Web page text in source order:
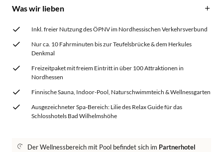
Was wir lieben
Inkl. freier Nutzung des ÖPNV im Nordhessischen Verkehrsverbund
Nur ca. 10 Fahrminuten bis zur Teufelsbrücke & dem Herkules
Denkmal
Freizeitpaket mit freiem Eintritt in über 100 Attraktionen in
Nordhessen
Finnische Sauna, Indoor-Pool, Naturschwimmteich & Wellnessgarten
Ausgezeichneter Spa-Bereich: Lilie des Relax Guide für das
Schlosshotels Bad Wilhelmshöhe
Der Wellnessbereich mit Pool befindet sich im Partnerhotel